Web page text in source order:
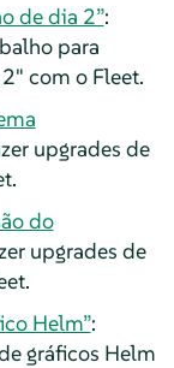
de dia 2”:
para
com o Fleet.
upgrades de
do
upgrades de
Helm”:
gráficos Helm